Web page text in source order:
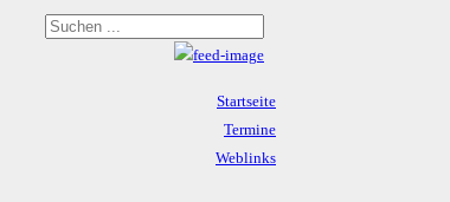
Startseite
Termine
Weblinks